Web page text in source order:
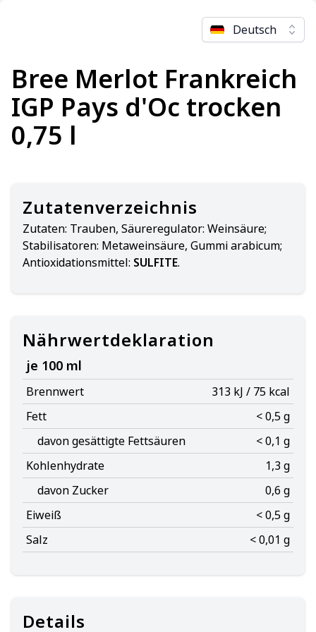
Deutsch
Bree Merlot Frankreich
IGP Pays d'Oc trocken
0,75 l
Zutatenverzeichnis
Zutaten: Trauben, Säureregulator: Weinsäure;
Stabilisatoren: Metaweinsäure, Gummi arabicum;
Antioxidationsmittel: SULFITE.
Nährwertdeklaration
je 100 ml
Brennwert
313 kJ / 75 kcal
Fett
< 0,5 g
davon gesättigte Fettsäuren
< 0,1 g
Kohlenhydrate
1,3 g
davon Zucker
0,6 g
Eiweiß
< 0,5 g
Salz
< 0,01 g
Details